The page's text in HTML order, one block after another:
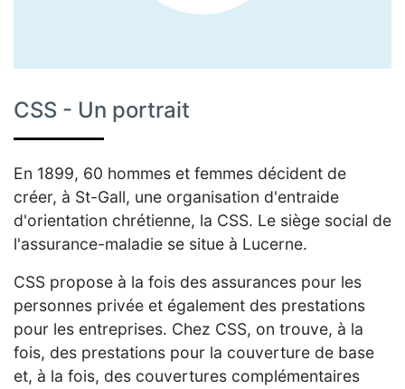
CSS - Un portrait
En 1899, 60 hommes et femmes décident de
créer, à St-Gall, une organisation d'entraide
d'orientation chrétienne, la CSS. Le siège social de
l'assurance-maladie se situe à Lucerne.
CSS propose à la fois des assurances pour les
personnes privée et également des prestations
pour les entreprises. Chez CSS, on trouve, à la
fois, des prestations pour la couverture de base
et, à la fois, des couvertures complémentaires